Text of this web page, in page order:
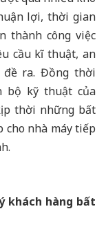
lợi, thời gian
thành công việc
cầu kĩ thuật, an
ra. Đồng thời
bộ kỹ thuật của
thời những bất
nhà máy tiếp
khách hàng bất